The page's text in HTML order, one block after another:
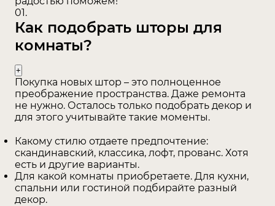
01.
Как подобрать шторы для
комнаты?
Покупка новых штор – это полноценное
преображение пространства. Даже ремонта
не нужно. Осталось только подобрать декор и
для этого учитывайте такие моменты.
Какому стилю отдаете предпочтение:
скандинавский, классика, лофт, прованс. Хотя
есть и другие варианты.
Для какой комнаты приобретаете. Для кухни,
спальни или гостиной подбирайте разный
декор.